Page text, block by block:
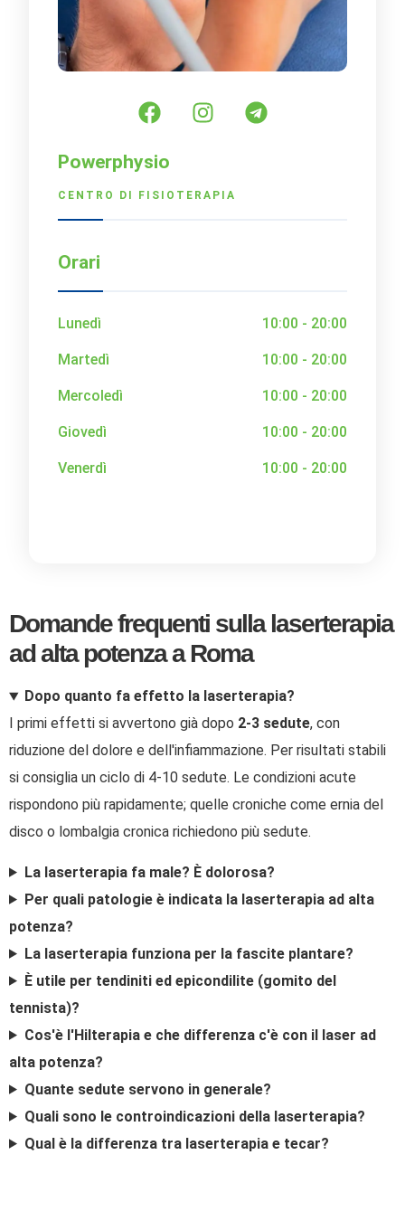
Powerphysio
CENTRO DI FISIOTERAPIA
Orari
Lunedì 10:00 - 20:00
Martedì 10:00 - 20:00
Mercoledì 10:00 - 20:00
Giovedì 10:00 - 20:00
Venerdì 10:00 - 20:00
Domande frequenti sulla laserterapia
ad alta potenza a Roma
Dopo quanto fa effetto la laserterapia?
I primi effetti si avvertono già dopo 2-3 sedute, con
riduzione del dolore e dell'infiammazione. Per risultati stabili
si consiglia un ciclo di 4-10 sedute. Le condizioni acute
rispondono più rapidamente; quelle croniche come ernia del
disco o lombalgia cronica richiedono più sedute.
La laserterapia fa male? È dolorosa?
Per quali patologie è indicata la laserterapia ad alta
potenza?
La laserterapia funziona per la fascite plantare?
È utile per tendiniti ed epicondilite (gomito del
tennista)?
Cos'è l'Hilterapia e che differenza c'è con il laser ad
alta potenza?
Quante sedute servono in generale?
Quali sono le controindicazioni della laserterapia?
Qual è la differenza tra laserterapia e tecar?